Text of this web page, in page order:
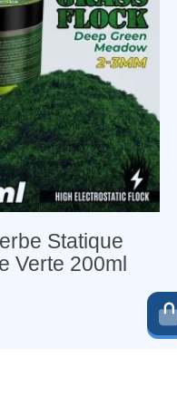
Statique
Verte 200ml